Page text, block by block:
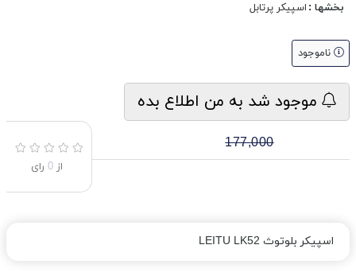
بخشها : اسپیکر پرتابل
ناموجود
موجود شد به من اطلاع بده
177,000
از 0 رای
اسپیکر بلوتوث LEITU LK52